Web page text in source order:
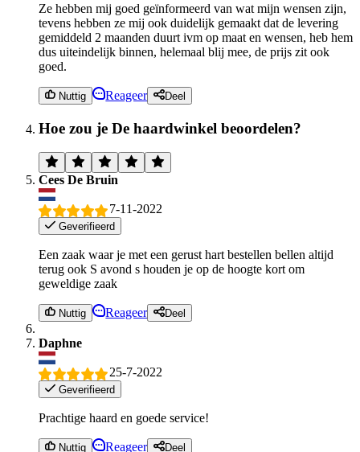
Ze hebben mij goed geïnformeerd van wat mijn wensen zijn,
tevens hebben ze mij ook duidelijk gemaakt dat de levering
gemiddeld 2 maanden duurt ivm op maat en wensen, heb hem
dus uiteindelijk binnen, helemaal blij mee, de prijs zit ook
goed.
Nuttig Reageer Deel
Hoe zou je De haardwinkel beoordelen?
Cees De Bruin
7-11-2022
Geverifieerd
Een zaak waar je met een gerust hart bestellen bellen altijd
terug ook S avond s houden je op de hoogte kort om
geweldige zaak
Nuttig Reageer Deel
Daphne
25-7-2022
Geverifieerd
Prachtige haard en goede service!
Nuttig Reageer Deel